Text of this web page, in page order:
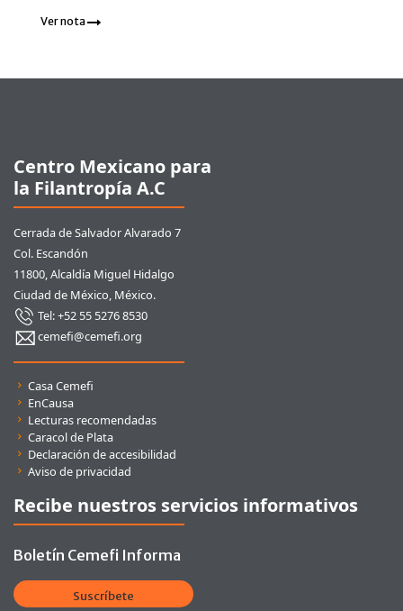
Ver nota
Centro Mexicano para
la Filantropía A.C
Cerrada de Salvador Alvarado 7
Col. Escandón
11800, Alcaldía Miguel Hidalgo
Ciudad de México, México.
Tel: +52 55 5276 8530
cemefi@cemefi.org
Enlaces rápidos
Casa Cemefi
EnCausa
Lecturas recomendadas
Caracol de Plata
Declaración de accesibilidad
Aviso de privacidad
Recibe nuestros servicios informativos
Boletín Cemefi Informa
Suscríbete